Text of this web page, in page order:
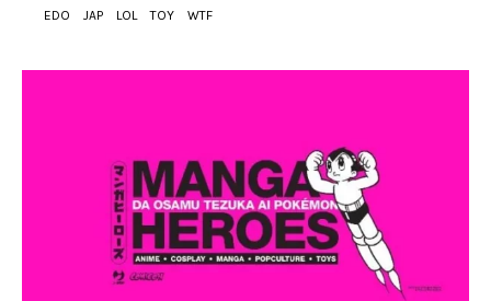
EDO
JAP LOL TOY WTF